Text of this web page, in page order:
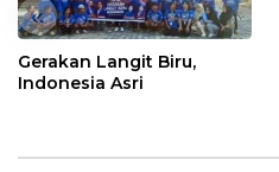
«
Gerakan Langit Biru,
Indonesia Asri